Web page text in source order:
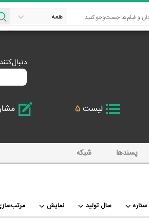
لیست5
پسند‌ها شبکه
نمایش سال تولید ستاره